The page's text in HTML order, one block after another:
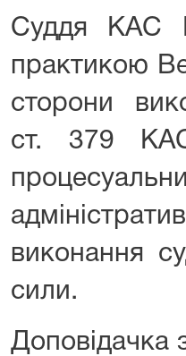
Суддя КАС
практикою
сторони
ст. 379
виконання
сили.
Доповідачка